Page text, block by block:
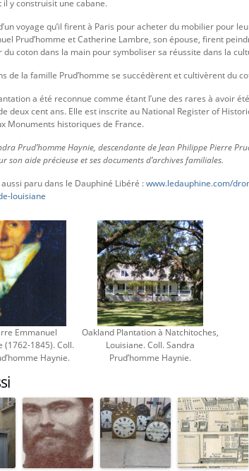
il y construisit une cabane.
voyage qu’il firent à Paris pour acheter du mobilier pour
Prud’homme et Catherine Lambre, son épouse, firent
du coton dans la main pour symboliser sa réussite dans la
de la famille Prud’homme se succédèrent et cultivèrent du
a été reconnue comme étant l’une des rares à avoir
deux cent ans. Elle est inscrite au National Register of
Monuments historiques de France.
Prud’homme Haynie, descendante de Jean Philippe Pierre
son aide précieuse et ses documents d’archives familiales.
paru dans le Dauphiné Libéré :www.ledauphine.com/
louisiane
Emmanuel
(1762-1845). Coll.
Haynie.
Oakland Plantation à Natchitoches,
Louisiane. Coll. Sandra
Prud’homme Haynie.